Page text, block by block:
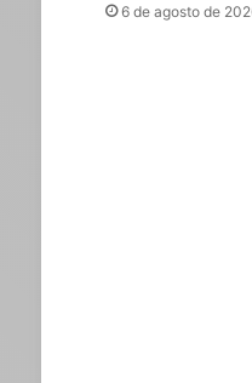
6 de agosto de